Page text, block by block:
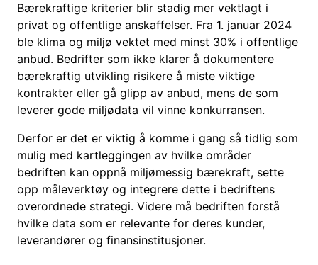
Bærekraftige kriterier blir stadig mer vektlagt i
privat og offentlige anskaffelser. Fra 1. januar 2024
ble klima og miljø vektet med minst 30% i offentlige
anbud. Bedrifter som ikke klarer å dokumentere
bærekraftig utvikling risikere å miste viktige
kontrakter eller gå glipp av anbud, mens de som
leverer gode miljødata vil vinne konkurransen.
Derfor er det er viktig å komme i gang så tidlig som
mulig med kartleggingen av hvilke områder
bedriften kan oppnå miljømessig bærekraft, sette
opp måleverktøy og integrere dette i bedriftens
overordnede strategi. Videre må bedriften forstå
hvilke data som er relevante for deres kunder,
leverandører og finansinstitusjoner.